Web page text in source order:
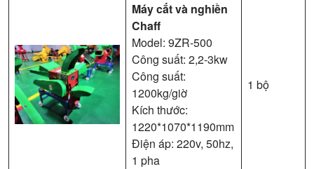
Máy cắt và nghiền
Chaff
Model: 9ZR-500
Công suất: 2,2-3kw
Công suất:
1200kg/giờ
Kích thước:
1220*1070*1190mm
Điện áp: 220v, 50hz,
1 pha
1 bộ